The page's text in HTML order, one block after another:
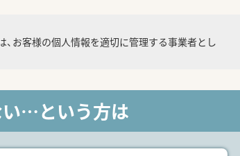
、お客様の個人情報を適切に管理する事業者とし
い…という方は